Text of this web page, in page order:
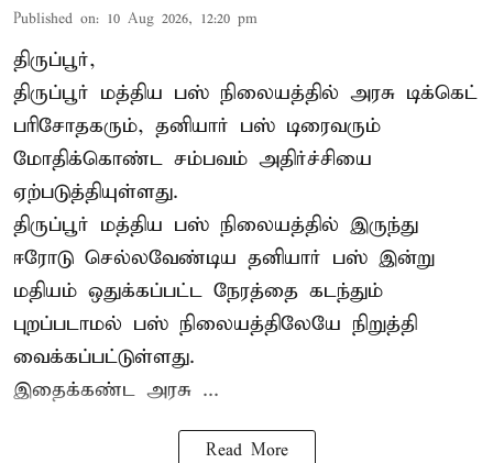
Published on: 10 Aug 2026, 12:20 pm
திருப்பூர்,
திருப்பூர் மத்திய பஸ் நிலையத்தில் அரசு டிக்கெட்
பரிசோதகரும், தனியார் பஸ் டிரைவரும்
மோதிக்கொண்ட சம்பவம் அதிர்ச்சியை
ஏற்படுத்தியுள்ளது.
திருப்பூர் மத்திய பஸ் நிலையத்தில் இருந்து
ஈரோடு செல்லவேண்டிய தனியார் பஸ் இன்று
மதியம் ஒதுக்கப்பட்ட நேரத்தை கடந்தும்
புறப்படாமல் பஸ் நிலையத்திலேயே நிறுத்தி
வைக்கப்பட்டுள்ளது.
இதைக்கண்ட அரசு ...
Read More